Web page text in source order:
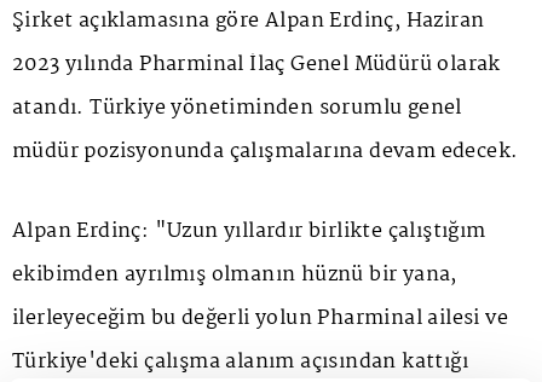
Şirket açıklamasına göre Alpan Erdinç, Haziran
2023 yılında Pharminal İlaç Genel Müdürü olarak
atandı. Türkiye yönetiminden sorumlu genel
müdür pozisyonunda çalışmalarına devam edecek.
Alpan Erdinç: "Uzun yıllardır birlikte çalıştığım
ekibimden ayrılmış olmanın hüznü bir yana,
ilerleyeceğim bu değerli yolun Pharminal ailesi ve
Türkiye'deki çalışma alanım açısından kattığı